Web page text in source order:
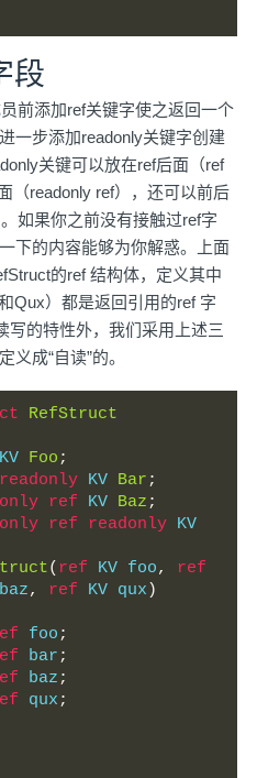
段
前添加ref关键字使之返回一个
一步添加readonly关键字创建
关键可以放在ref后面（ref
（readonly ref），还可以前后
如果你之前没有接触过ref字
下的内容能够为你解惑。上面
的ref 结构体，定义其中
Qux）都是返回引用的ref 字
写的特性外，我们采用上述三
成“自读”的。
RefStruct
Foo ;
readonly KV Bar ;
ref KV Baz ;
ref readonly
( ref KV foo,
ref
, ref KV qux )
foo ;
bar ;
baz ;
qux ;